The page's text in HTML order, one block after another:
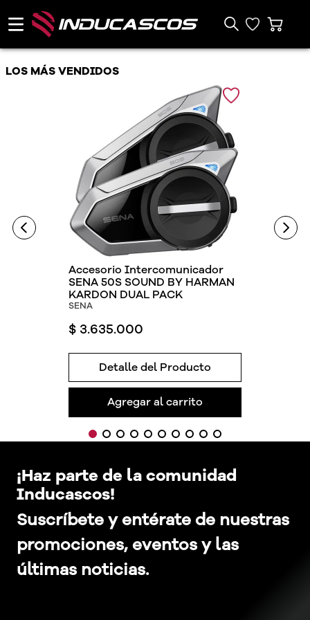
LOS MÁS VENDIDOS
Accesorio Intercomunicador
SENA 50S SOUND BY HARMAN
KARDON DUAL PACK
SENA
$ 3.635.000
Detalle del Producto
Agregar al carrito
¡Haz parte de la comunidad
Inducascos!
Suscríbete y entérate de nuestras
promociones, eventos y las
últimas noticias.